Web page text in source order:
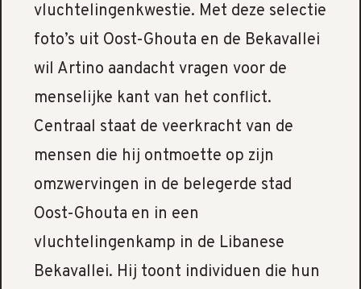
vluchtelingenkwestie. Met deze selectie
foto’s uit Oost-Ghouta en de Bekavallei
wil Artino aandacht vragen voor de
menselijke kant van het conflict.
Centraal staat de veerkracht van de
mensen die hij ontmoette op zijn
omzwervingen in de belegerde stad
Oost-Ghouta en in een
vluchtelingenkamp in de Libanese
Bekavallei. Hij toont individuen die hun